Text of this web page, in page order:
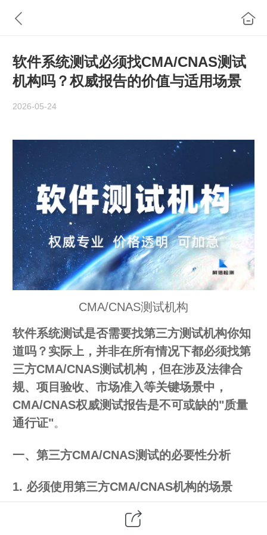
软件系统测试必须找CMA/CNAS测试
机构吗？权威报告的价值与适用场景
2026-05-24
CMA/CNAS测试机构
软件系统测试是否需要找第三方测试机构你知
道吗？实际上，并非在所有情况下都必须找第
三方CMA/CNAS测试机构，但在涉及法律合
规、项目验收、市场准入等关键场景中，
CMA/CNAS权威测试报告是不可或缺的"质量
通行证"。
一、第三方CMA/CNAS测试的必要性分析
1. 必须使用第三方CMA/CNAS机构的场景
：根据《国家政务信息化项
目建设管理办法》，政务信息化项目验收